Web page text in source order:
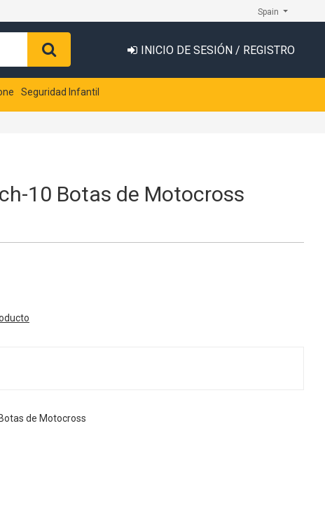
Spain
INICIO DE SESIÓN / REGISTRO
Seguridad Infantil
10 Botas de Motocross
de Motocross